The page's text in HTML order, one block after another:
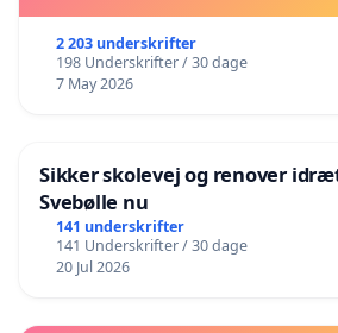
2 203 underskrifter
198 Underskrifter / 30 dage
7 May 2026
Sikker skolevej og renover
Svebølle nu
141 underskrifter
141 Underskrifter / 30 dage
20 Jul 2026